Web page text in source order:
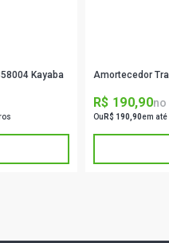
Kayaba Amortecedor
R$ 190,90no
Ou R$ 190,90em até